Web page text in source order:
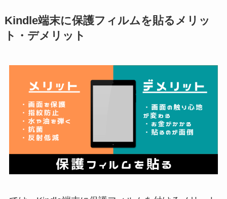
Kindle端末に保護フィルムを貼るメリッ
ト・デメリット